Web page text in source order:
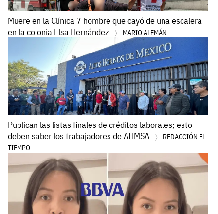
Muere en la Clínica 7 hombre que cayó de una escalera
en la colonia Elsa Hernández
MARIO ALEMÁN
Publican las listas finales de créditos laborales; esto
deben saber los trabajadores de AHMSA
REDACCIÓN EL
TIEMPO